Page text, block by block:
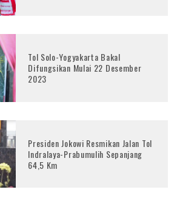
Tol Solo-Yogyakarta Bakal
Difungsikan Mulai 22 Desember
2023
Presiden Jokowi Resmikan Jalan Tol
Indralaya-Prabumulih Sepanjang
64,5 Km